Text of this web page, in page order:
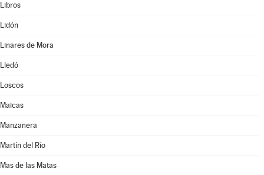
Libros
Lidón
Linares de Mora
Lledó
Loscos
Maicas
Manzanera
Martín del Río
Mas de las Matas